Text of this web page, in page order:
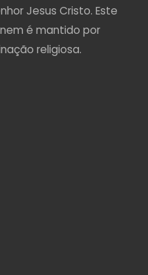
Jesus Cristo. Este
é mantido por
religiosa.